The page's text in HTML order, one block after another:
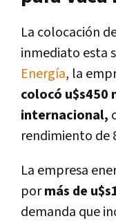
La colocación
inmediato esta
Energía, la
colocó u$s450
internacional,
rendimiento de
La empresa
pormás de
demanda que